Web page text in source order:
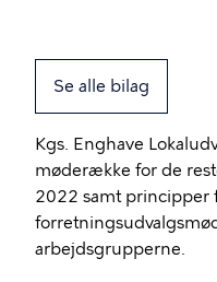
Se alle bilag
Kgs. Enghave
møderække for de
2022 samt principper
arbejdsgrupperne.